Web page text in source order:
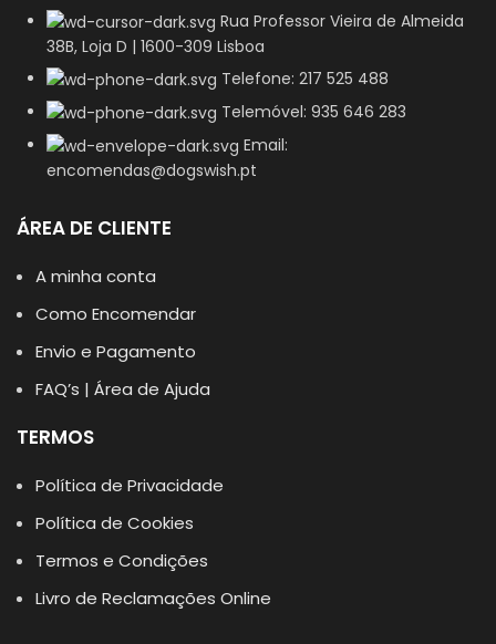
Rua Professor Vieira de Almeida
38B, Loja D | 1600-309 Lisboa
Telefone: 217 525 488
Telemóvel: 935 646 283
Email:
encomendas@dogswish.pt
ÁREA DE CLIENTE
A minha conta
Como Encomendar
Envio e Pagamento
FAQ’s | Área de Ajuda
TERMOS
Política de Privacidade
Política de Cookies
Termos e Condições
Livro de Reclamações Online